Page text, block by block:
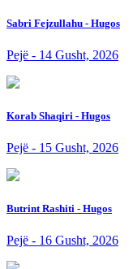
Sabri Fejzullahu - Hugos
Pejë - 14 Gusht, 2026
Korab Shaqiri - Hugos
Pejë - 15 Gusht, 2026
Butrint Rashiti - Hugos
Pejë - 16 Gusht, 2026